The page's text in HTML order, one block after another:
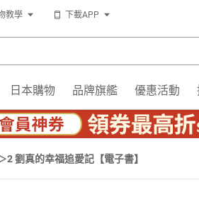
教學 下載APP
日本購物 品牌旗艦 優惠活動
2 劉真的幸福追愛記【電子書】